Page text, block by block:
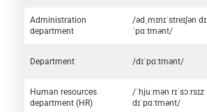
Administration
department
/ədˌmɪnɪˈstreɪʃən dɪ
ˈpɑːtmənt/
Department /dɪˈpɑːtmənt/
Human resources
department (HR)
/ˈhjuːmən rɪˈsɔːrsɪz
dɪˈpɑːtmənt/